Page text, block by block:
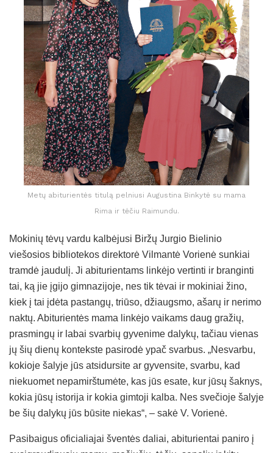
Metų abiturientės titulą pelniusi Augustina Binkytė su mama
Rima ir tėčiu Raimundu.
Mokinių tėvų vardu kalbėjusi Biržų Jurgio Bielinio
viešosios bibliotekos direktorė Vilmantė Vorienė sunkiai
tramdė jaudulį. Ji abiturientams linkėjo vertinti ir branginti
tai, ką jie įgijo gimnazijoje, nes tik tėvai ir mokiniai žino,
kiek į tai įdėta pastangų, triūso, džiaugsmo, ašarų ir nerimo
naktų. Abiturientės mama linkėjo vaikams daug gražių,
prasmingų ir labai svarbių gyvenime dalykų, tačiau vienas
jų šių dienų kontekste pasirodė ypač svarbus. „Nesvarbu,
kokioje šalyje jūs atsidursite ar gyvensite, svarbu, kad
niekuomet nepamirštumėte, kas jūs esate, kur jūsų šaknys,
kokia jūsų istorija ir kokia gimtoji kalba. Nes svečioje šalyje
be šių dalykų jūs būsite niekas“, – sakė V. Vorienė.
Pasibaigus oficialiajai šventės daliai, abiturientai paniro į